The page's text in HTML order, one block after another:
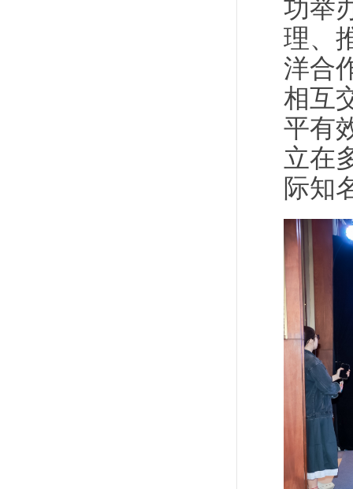
功举
理、
洋合
相互
平有
立在
际知